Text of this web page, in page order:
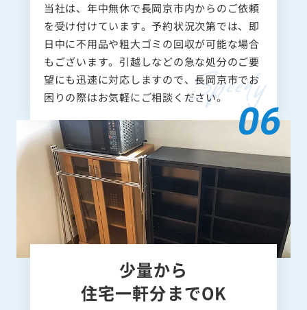
当社は、年中無休で長岡京市内からのご依頼
を受け付けています。予約状況次第では、即
日中に不用品や粗大ゴミの回収が可能な場合
もございます。引越しなどの急な処分のご要
望にも迅速に対応しますので、長岡京市でお
困りの際はお気軽にご相談ください。
少量から
住宅一軒分までOK